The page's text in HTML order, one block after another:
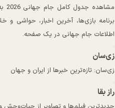
برنامه بازی‌ها، آخرین اخبار، حواشی و
اطلاعات جام جهانی در یک صفحه.
زی‌سان
زی‌سان: تازه‌ترین خبرها از ایران و جهان
راز بقا